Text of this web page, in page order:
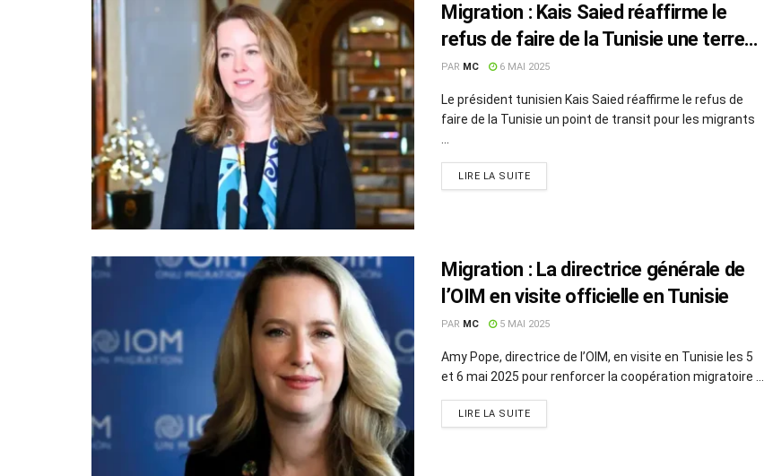
Migration : Kais Saied réaffirme le
refus de faire de la Tunisie une terre
de transit
PAR MC 6 MAI 2025
Le président tunisien Kais Saied réaffirme le refus de
faire de la Tunisie un point de transit pour les migrants
LIRE LA SUITE
Migration : La directrice générale de
l’OIM en visite officielle en Tunisie
PAR MC 5 MAI 2025
Amy Pope, directrice de l’OIM, en visite en Tunisie les 5
et 6 mai 2025 pour renforcer la coopération migratoire ...
LIRE LA SUITE